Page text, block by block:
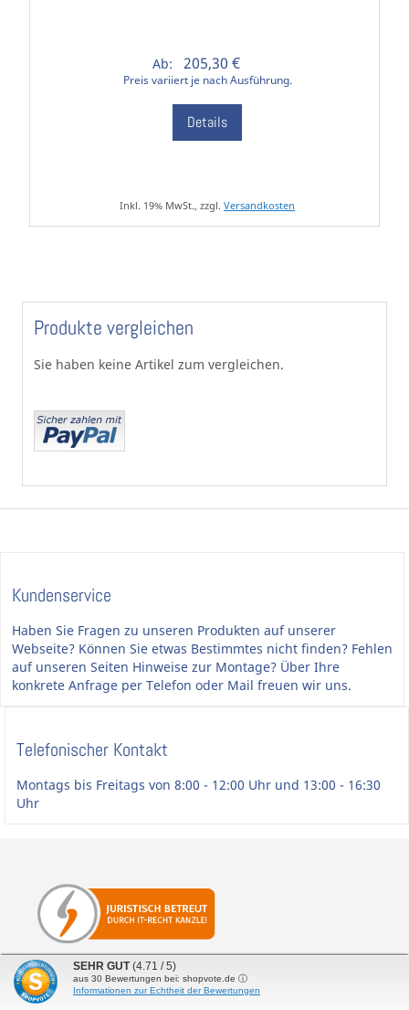
Ab: 205,30 €
Preis variiert je nach Ausführung.
Details
Inkl. 19% MwSt., zzgl. Versandkosten
Produkte vergleichen
Sie haben keine Artikel zum vergleichen.
Kundenservice
Haben Sie Fragen zu unseren Produkten auf unserer
Webseite? Können Sie etwas Bestimmtes nicht finden? Fehlen
auf unseren Seiten Hinweise zur Montage? Über Ihre
konkrete Anfrage per Telefon oder Mail freuen wir uns.
Telefonischer Kontakt
Montags bis Freitags von 8:00 - 12:00 Uhr und 13:00 - 16:30
Uhr
Interessantes
SEHR GUT (4.71 / 5)
aus 30 Bewertungen bei: shopvote.de ⓘ
Informationen zur Echtheit der Bewertungen